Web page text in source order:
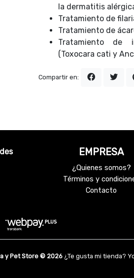
la dermatitis
Tratamiento de
Tratamiento de
Tratamiento de
(Toxocara cati y
Compartir en:
EMPRESA
¿Quienes somos?
Términos y
Contacto
y Pet Store © 2026¿Te gusta mi tienda?